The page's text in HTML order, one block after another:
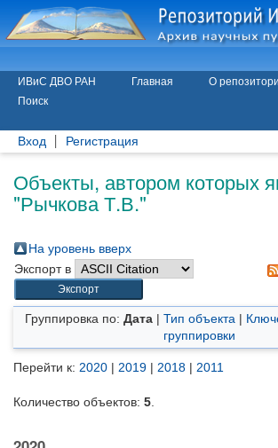
ИВиС ДВО РАН Главная О
Поиск
Вход Регистрация
Объекты, автором которых
"Рычкова Т.В."
На уровень вверх
Экспорт в
Группировка по: Дата| Тип объекта |
группировки
Перейти к: 2020 | 2019 | 2018 | 2011
Количество объектов: 5